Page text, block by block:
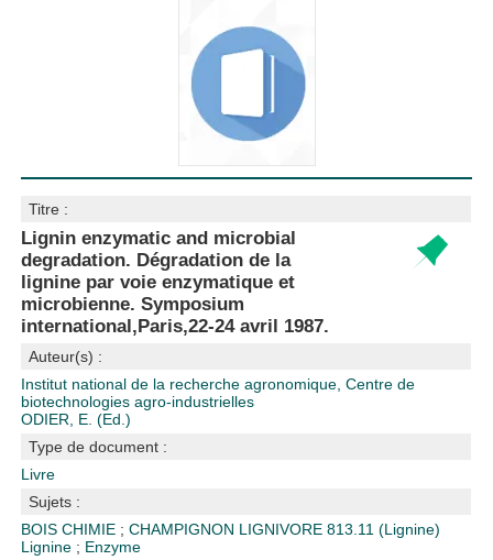
Titre :
Lignin enzymatic and microbial
degradation. Dégradation de la
lignine par voie enzymatique et
microbienne. Symposium
international,Paris,22-24 avril 1987.
Auteur(s) :
Institut national de la recherche agronomique, Centre de
biotechnologies agro-industrielles
ODIER, E. (Ed.)
Type de document :
Livre
Sujets :
BOIS CHIMIE ;CHAMPIGNON LIGNIVORE813.11 (Lignine)
Lignine ; Enzyme